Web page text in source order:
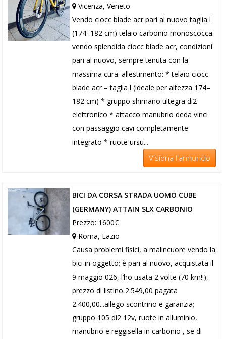
Vicenza, Veneto
Vendo ciocc blade acr pari al nuovo taglia l
(174–182 cm) telaio carbonio monoscocca.
vendo splendida ciocc blade acr, condizioni
pari al nuovo, sempre tenuta con la
massima cura. allestimento: * telaio ciocc
blade acr – taglia l (ideale per altezza 174–
182 cm) * gruppo shimano ultegra di2
elettronico * attacco manubrio deda vinci
con passaggio cavi completamente
integrato * ruote ursu...
Visiona l'annuncio
BICI DA CORSA STRADA UOMO CUBE
(GERMANY) ATTAIN SLX CARBONIO
Prezzo: 1600€
Roma, Lazio
Causa problemi fisici, a malincuore vendo la
bici in oggetto; è pari al nuovo, acquistata il
9 maggio 026, l’ho usata 2 volte (70 km!!),
prezzo di listino 2.549,00 pagata
2.400,00...allego scontrino e garanzia;
gruppo 105 di2 12v, ruote in alluminio,
manubrio e reggisella in carbonio , se di